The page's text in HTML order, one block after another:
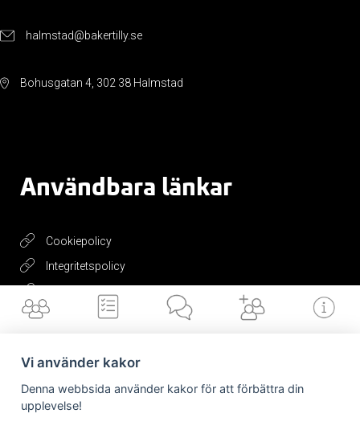
halmstad@bakertilly.se
Bohusgatan 4, 302 38 Halmstad
Användbara länkar
Cookiepolicy
Integritetspolicy
Få vårt nyhetsbrev
Vilka är vi
Vi använder kakor
Denna webbsida använder kakor för att förbättra din
upplevelse!